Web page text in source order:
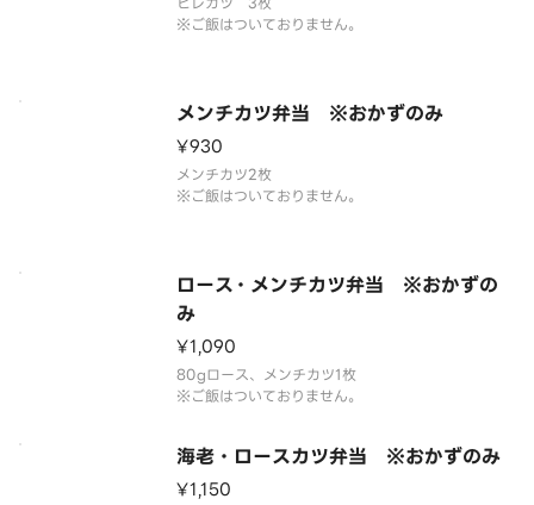
※ご飯はついておりません。
メンチカツ弁当 ※おかずのみ
¥930
メンチカツ2枚
※ご飯はついておりません。
ロース・メンチカツ弁当 ※おかずの
み
¥1,090
80gロース、メンチカツ1枚
※ご飯はついておりません。
海老・ロースカツ弁当 ※おかずのみ
¥1,150